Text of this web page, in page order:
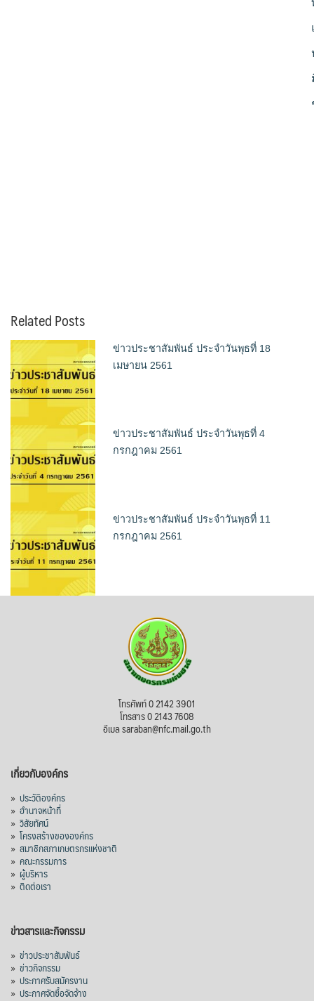
Related Posts
ข่าวประชาสัมพันธ์ ประจำวันพุธที่ 18
เมษายน 2561
ข่าวประชาสัมพันธ์ ประจำวันพุธที่ 4
กรกฎาคม 2561
ข่าวประชาสัมพันธ์ ประจำวันพุธที่ 11
กรกฎาคม 2561
โทรศัพท์ 0 2142 3901
โทรสาร 0 2143 7608
อีเมล saraban@nfc.mail.go.th
เกี่ยวกับองค์กร
» ประวัติองค์กร
» อำนาจหน้าที่
» วิสัยทัศน์
» โครงสร้างขององค์กร
» สมาชิกสภาเกษตรกรแห่งชาติ
» คณะกรรมการ
» ผู้บริหาร
» ติดต่อเรา
ข่าวสารและกิจกรรม
» ข่าวประชาสัมพันธ์
» ข่าวกิจกรรม
» ประกาศรับสมัครงาน
» ประกาศจัดซื้อจัดจ้าง